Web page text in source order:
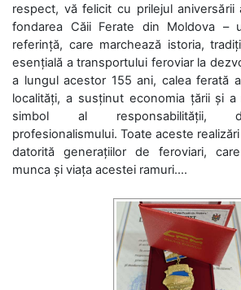
respect, vă felicit cu prilejul
fondarea Căii Ferate din Moldova –
referință, care marchează istoria,
esențială a transportului feroviar la
a lungul acestor 155 ani, calea ferată
localități, a susținut economia țării și
simbol al responsabilității,
profesionalismului. Toate aceste
datorită generațiilor de feroviari,
munca și viața acestei ramuri....